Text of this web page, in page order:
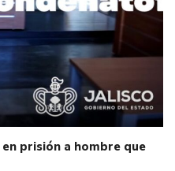
prisión a hombre que